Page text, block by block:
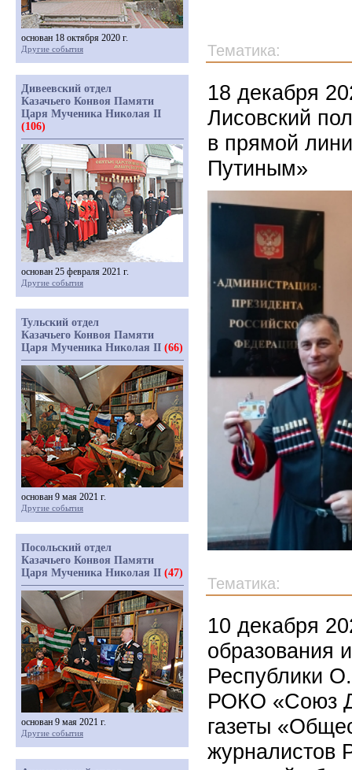
Тематика:
18 декабря
Лисовский
в прямой
Путиным»
Тематика:
10 декабря
образования
Республики
РОКО «Союз
газеты
журналистов
основан 18 октября 2020 г.
Другие события
Дивеевский отдел
Казачьего Конвоя Памяти
Царя Мученика Николая II
(106)
основан 25 февраля 2021 г.
Другие события
Тульский отдел
Казачьего Конвоя Памяти
Царя Мученика Николая II (66)
основан 9 мая 2021 г.
Другие события
Посольский отдел
Казачьего Конвоя Памяти
Царя Мученика Николая II (47)
основан 9 мая 2021 г.
Другие события